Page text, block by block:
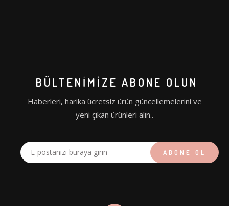
BÜLTENIMIZE ABONE OLUN
Haberleri, harika ücretsiz ürün güncellemelerini ve
yeni çıkan ürünleri alın..